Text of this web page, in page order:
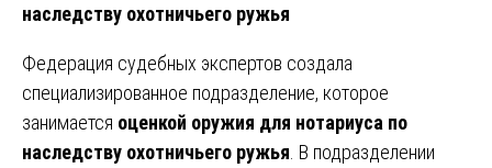
наследству охотничьего ружья
Федерация судебных экспертов создала
специализированное подразделение, которое
занимается оценкой оружия для нотариуса по
наследству охотничьего ружья . В подразделении